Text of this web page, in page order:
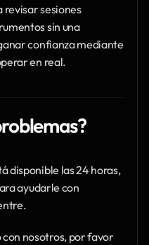
sesiones
sin una
confianza mediante
en real.
disponible las 24 horas,
ayudarle con
nosotros, por favor